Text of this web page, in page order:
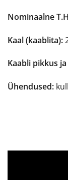
Nominaalne
Kaal (kaablita):
Kaabli pikkus
Ühendused: